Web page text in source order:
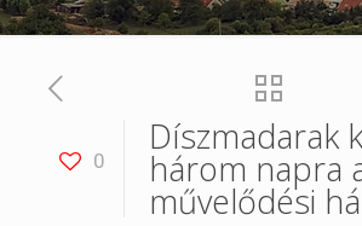
0
Díszmadarak
három napra
művelődési